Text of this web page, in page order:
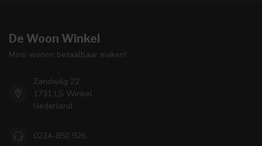
De Woon Winkel
Mooi wonen betaalbaar maken!
Zandwilg 22
1731 LS Winkel
Nederland
0224-850 926